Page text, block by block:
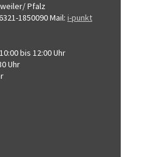
Pfalz
1850090Mail: i-punkt
bis 12:00 Uhr
Uhr